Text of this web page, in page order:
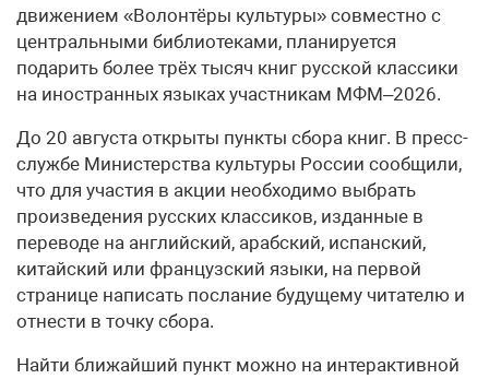
движением «Волонтёры культуры» совместно с
центральными библиотеками, планируется
подарить более трёх тысяч книг русской классики
на иностранных языках участникам МФМ–2026.
До 20 августа открыты пункты сбора книг. В пресс-
службе Министерства культуры России сообщили,
что для участия в акции необходимо выбрать
произведения русских классиков, изданные в
переводе на английский, арабский, испанский,
китайский или французский языки, на первой
странице написать послание будущему читателю и
отнести в точку сбора.
Найти ближайший пункт можно на интерактивной